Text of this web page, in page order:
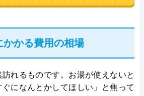
かかる費用の相場
れるものです。お湯が使えないと
になんとかしてほしい」と焦って